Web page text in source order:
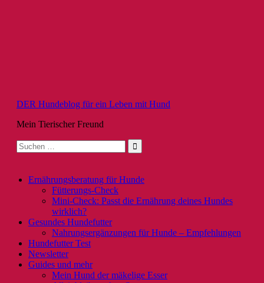
DER Hundeblog für ein Leben mit Hund
Mein Tierischer Freund
Suche
nach:
Ernährungsberatung für Hunde
Fütterungs-Check
Mini-Check: Passt die Ernährung deines Hundes
wirklich?
Gesundes Hundefutter
Nahrungsergänzungen für Hunde – Empfehlungen
Hundefutter Test
Newsletter
Guides und mehr
Mein Hund der mäkelige Esser